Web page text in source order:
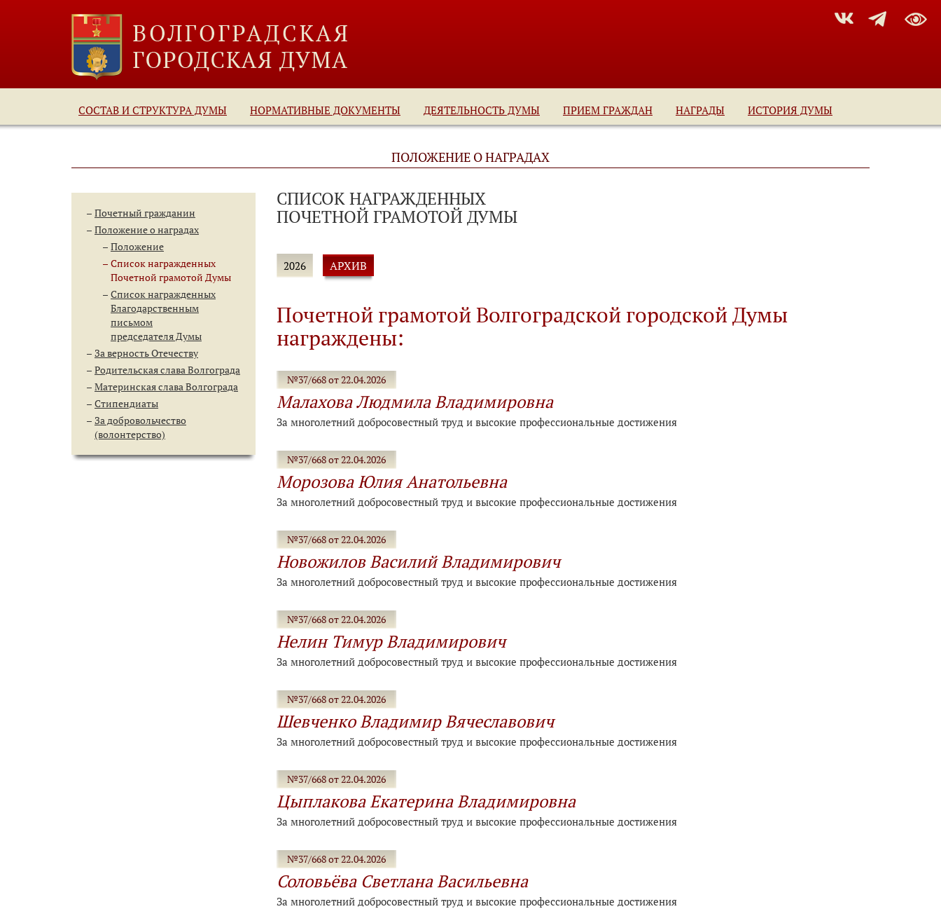
СОСТАВ И СТРУКТУРА ДУМЫ НОРМАТИВНЫЕ ДОКУМЕНТЫ ДЕЯТЕЛЬНОСТЬ ДУМЫ ПРИЕМ ГРАЖДАН НАГРАДЫ ИСТОРИЯ ДУМЫ
ПОЛОЖЕНИЕ О НАГРАДАХ
Почетный гражданин
Положение о наградах
Положение
Список награжденных
Почетной грамотой Думы
Список награжденных
Благодарственным
письмом
председателя Думы
За верность Отечеству
Родительская слава Волгограда
Материнская слава Волгограда
Стипендиаты
За добровольчество
(волонтерство)
СПИСОК НАГРАЖДЕННЫХ
ПОЧЕТНОЙ ГРАМОТОЙ ДУМЫ
2026 АРХИВ
Почетной грамотой Волгоградской городской Думы
награждены:
№37/668 от 22.04.2026
Малахова Людмила Владимировна
За многолетний добросовестный труд и высокие профессиональные достижения
№37/668 от 22.04.2026
Морозова Юлия Анатольевна
За многолетний добросовестный труд и высокие профессиональные достижения
№37/668 от 22.04.2026
Новожилов Василий Владимирович
За многолетний добросовестный труд и высокие профессиональные достижения
№37/668 от 22.04.2026
Нелин Тимур Владимирович
За многолетний добросовестный труд и высокие профессиональные достижения
№37/668 от 22.04.2026
Шевченко Владимир Вячеславович
За многолетний добросовестный труд и высокие профессиональные достижения
№37/668 от 22.04.2026
Цыплакова Екатерина Владимировна
За многолетний добросовестный труд и высокие профессиональные достижения
№37/668 от 22.04.2026
Соловьёва Светлана Васильевна
За многолетний добросовестный труд и высокие профессиональные достижения